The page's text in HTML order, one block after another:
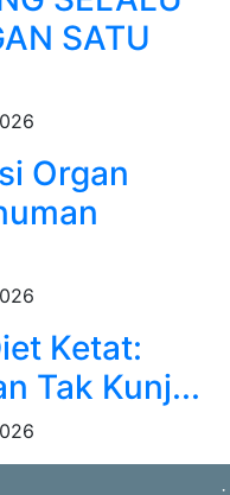
SATU
Organ
Ketat:
Tak Kunj...